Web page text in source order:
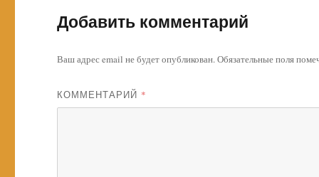
Добавить комментарий
Ваш адрес email не будет опубликован.Обязательные поля
КОММЕНТАРИЙ *